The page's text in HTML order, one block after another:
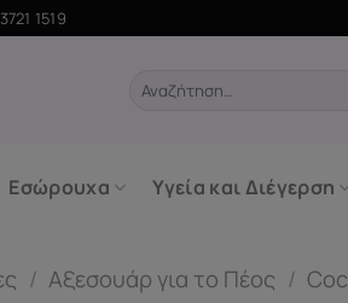
1519
Αναζήτηση
Εσώρουχα Υγεία και Διέγερση
/ Αξεσουάρ για το Πέος /